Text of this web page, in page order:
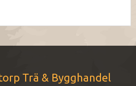
Trä & Bygghandel